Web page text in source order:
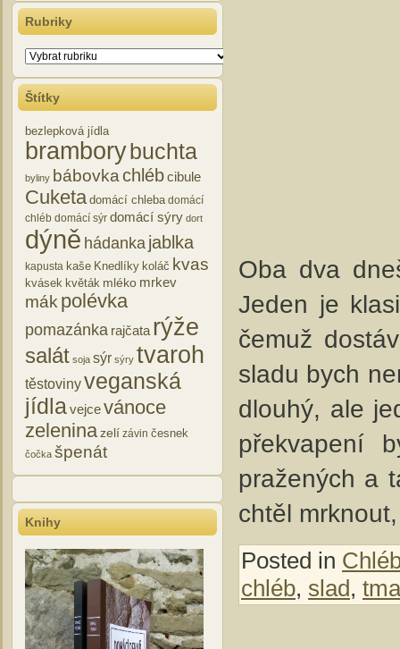
Rubriky
Rubriky
Štítky
bezlepková jídla
brambory buchta
byliny bábovkachlébcibule
Cuketa domácí chleba domácí
chléb domácí sýr domácí sýry dort
dýně hádanka jablka
kapusta kaše Knedlíky koláč kvas
kvásek květák mléko mrkev
mákpolévka
pomazánka rajčata rýže
salát soja sýr sýry tvaroh
těstovinyveganská
jídlavejcevánoce
zeleninazelí závin česnek
čočka špenát
Knihy
Oba dva
Jeden je
čemuž
sladu bych
dlouhý, ale
překvapení
pražených a
chtěl
Posted in
chléb, slad,